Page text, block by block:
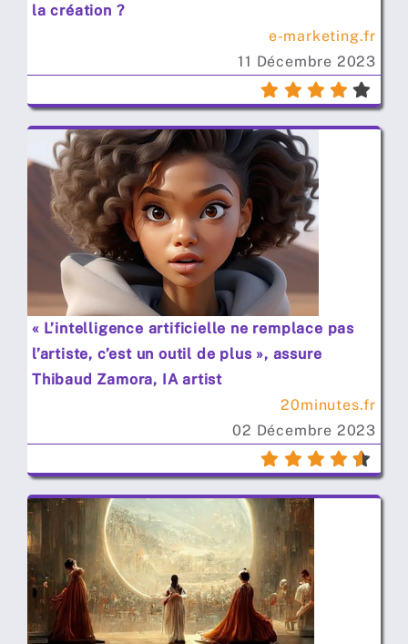
la création ?
e-marketing.fr
11 Décembre 2023
« L’intelligence artificielle ne remplace pas
l’artiste, c’est un outil de plus », assure
Thibaud Zamora, IA artist
20minutes.fr
02 Décembre 2023